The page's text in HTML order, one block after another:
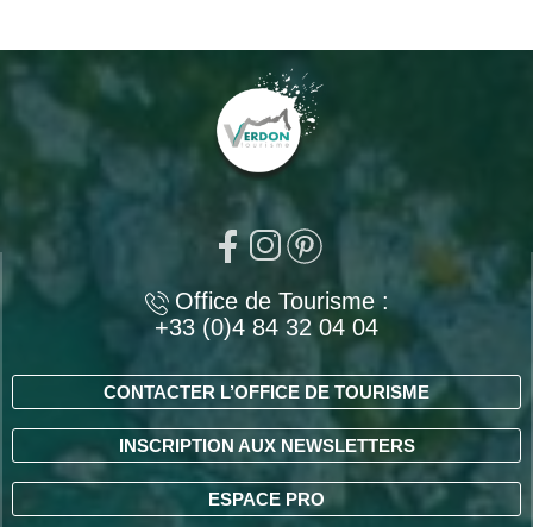
Office de Tourisme :
+33 (0)4 84 32 04 04
CONTACTER L’OFFICE DE TOURISME
INSCRIPTION AUX NEWSLETTERS
ESPACE PRO